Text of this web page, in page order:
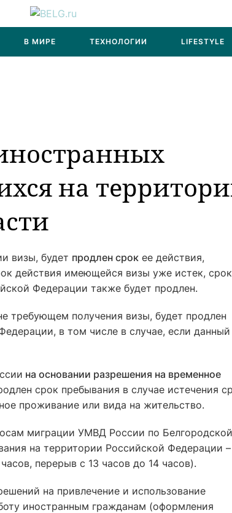
В МИРЕ ТЕХНОЛОГИИ LIFESTYLE
на
визы, будет продлен срок ее действия,
действия имеющейся визы уже истек, срок
Федерации также будет продлен.
требующем получения визы, будет продлен
в том числе в случае, если данный
на основании разрешения на временное
срок пребывания в случае истечения
проживание или вида на жительство.
миграции УМВД России по Белгородской
на территории Российской Федерации –
перерыв с 13 часов до 14 часов).
на привлечение и использование
иностранным гражданам (оформления